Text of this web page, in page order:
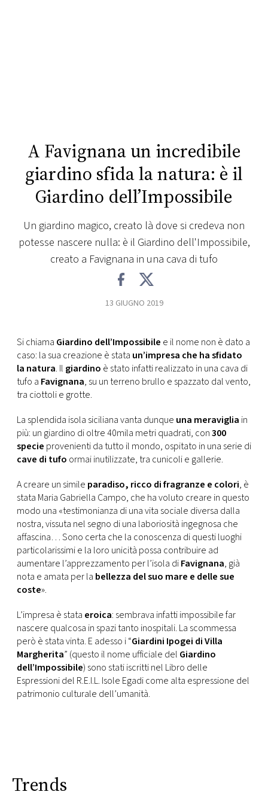
PRINCIPATO
MONACO
A Favignana un incredibile
giardino sfida la natura: è il
Giardino dell’Impossibile
Un giardino magico, creato là dove si credeva non
potesse nascere nulla: è il Giardino dell'Impossibile,
creato a Favignana in una cava di tufo
13 GIUGNO 2019
Si chiama Giardino dell’Impossibile e il nome non è dato a
caso: la sua creazione è stata un’impresa che ha sfidato
la natura. Il giardino è stato infatti realizzato in una cava di
tufo a Favignana, su un terreno brullo e spazzato dal vento,
tra ciottoli e grotte.
La splendida isola siciliana vanta dunque una meraviglia in
più: un giardino di oltre 40mila metri quadrati, con300
specie provenienti da tutto il mondo, ospitato in una serie di
cave di tufo ormai inutilizzate, tra cunicoli e gallerie.
A creare un simile paradiso, ricco di fragranze e colori, è
stata Maria Gabriella Campo, che ha voluto creare in questo
modo una «testimonianza di una vita sociale diversa dalla
nostra, vissuta nel segno di una laboriosità ingegnosa che
affascina… Sono certa che la conoscenza di questi luoghi
particolarissimi e la loro unicità possa contribuire ad
aumentare l’apprezzamento per l’isola diFavignana, già
nota e amata per la bellezza del suo mare e delle sue
coste».
L’impresa è stata eroica: sembrava infatti impossibile far
nascere qualcosa in spazi tanto inospitali. La scommessa
però è stata vinta. E adesso i “Giardini Ipogei di Villa
Margherita” (questo il nome ufficiale del Giardino
dell’Impossibile) sono stati iscritti nel Libro delle
Espressioni del R.E.I.L. Isole Egadi come alta espressione del
patrimonio culturale dell’umanità.
Trends